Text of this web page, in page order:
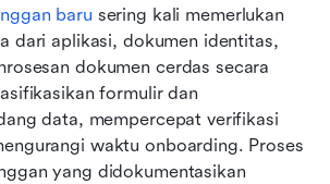
baru sering kali memerlukan
dari aplikasi, dokumen identitas,
dokumen cerdas secara
formulir dan
data, mempercepat verifikasi
waktu onboarding. Proses
yang didokumentasikan